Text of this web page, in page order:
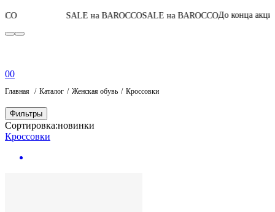
SALE на BAROCCOSALE на BAROCCOДо конца акции07:04:46:02
00
Главная Каталог Женская обувь Кроссовки
Фильтры
Сортировка:новинки
Кроссовки